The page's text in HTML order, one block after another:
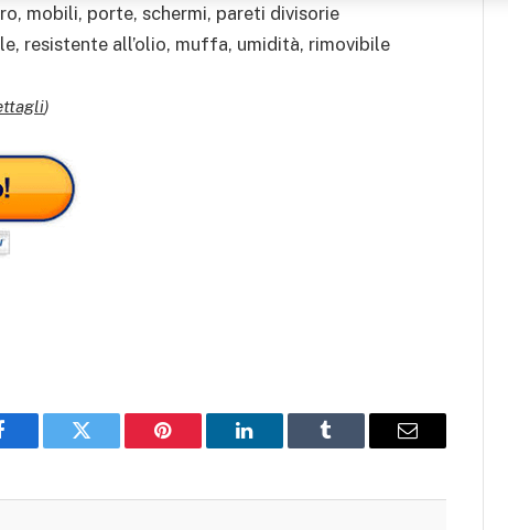
mobili, porte, schermi, pareti divisorie
resistente all’olio, muffa, umidità, rimovibile
)
Twitter Pinterest LinkedIn Tumblr Email